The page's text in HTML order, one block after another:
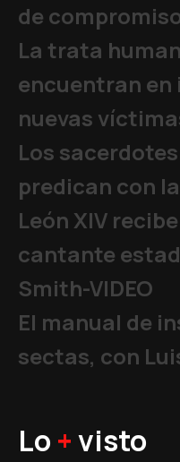
de
La trata
encuentran en
nuevas
Los
predican con
León XIV
cantante
Smith-VIDEO
El manual de
sectas, con
Lo +visto